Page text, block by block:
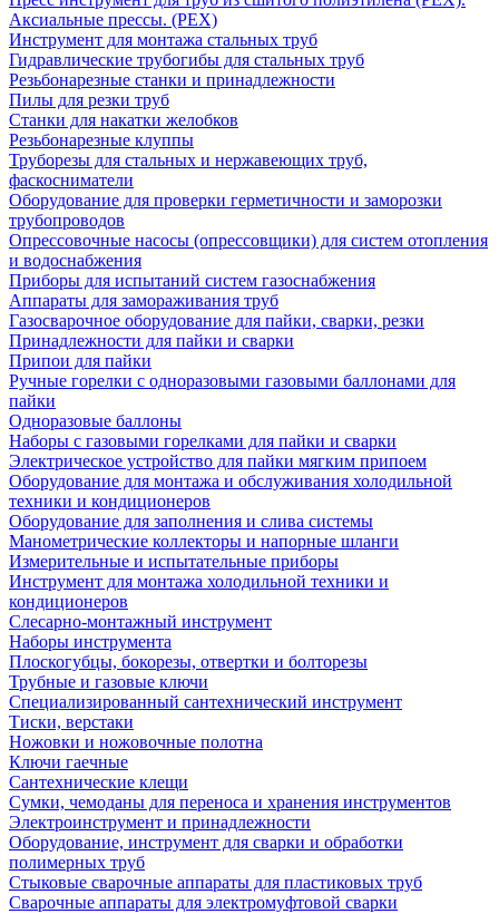
Аксиальные прессы. (PEX)
Инструмент для монтажа стальных труб
Гидравлические трубогибы для стальных труб
Резьбонарезные станки и принадлежности
Пилы для резки труб
Станки для накатки желобков
Резьбонарезные клуппы
Труборезы для стальных и нержавеющих труб,
фаскосниматели
Оборудование для проверки герметичности и заморозки
трубопроводов
Опрессовочные насосы (опрессовщики) для систем отопления
и водоснабжения
Приборы для испытаний систем газоснабжения
Аппараты для замораживания труб
Газосварочное оборудование для пайки, сварки, резки
Принадлежности для пайки и сварки
Припои для пайки
Ручные горелки с одноразовыми газовыми баллонами для
пайки
Одноразовые баллоны
Наборы с газовыми горелками для пайки и сварки
Электрическое устройство для пайки мягким припоем
Оборудование для монтажа и обслуживания холодильной
техники и кондиционеров
Оборудование для заполнения и слива системы
Манометрические коллекторы и напорные шланги
Измерительные и испытательные приборы
Инструмент для монтажа холодильной техники и
кондиционеров
Слесарно-монтажный инструмент
Наборы инструмента
Плоскогубцы, бокорезы, отвертки и болторезы
Трубные и газовые ключи
Специализированный сантехнический инструмент
Тиски, верстаки
Ножовки и ножовочные полотна
Ключи гаечные
Сантехнические клещи
Сумки, чемоданы для переноса и хранения инструментов
Электроинструмент и принадлежности
Оборудование, инструмент для сварки и обработки
полимерных труб
Стыковые сварочные аппараты для пластиковых труб
Сварочные аппараты для электромуфтовой сварки